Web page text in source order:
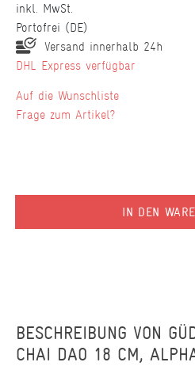
inkl. MwSt.
Portofrei (DE)
Versand innerhalb 24h
DHL Express verfügbar
IN DEN
Wunschliste
Frage zum Artikel?
BESCHREIBUNG VON
CHAI DAO 18 CM,